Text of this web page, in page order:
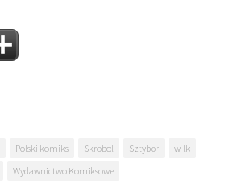
Polski komiks Skrobol Sztybor
wilk
Wydawnictwo Komiksowe